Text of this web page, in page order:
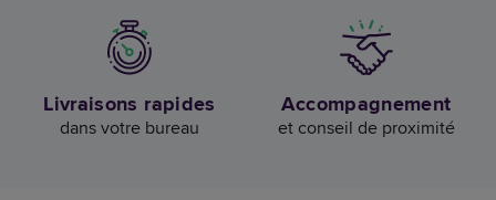
Livraisons rapides
dans votre bureau
Accompagnement
et conseil de proximité